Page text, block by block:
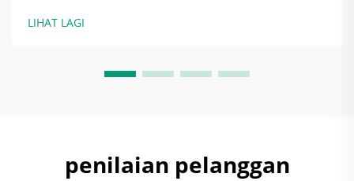
kesan kepada orang, menyebabkan perkara seperti
LIHAT LAGI
penilaian pelanggan